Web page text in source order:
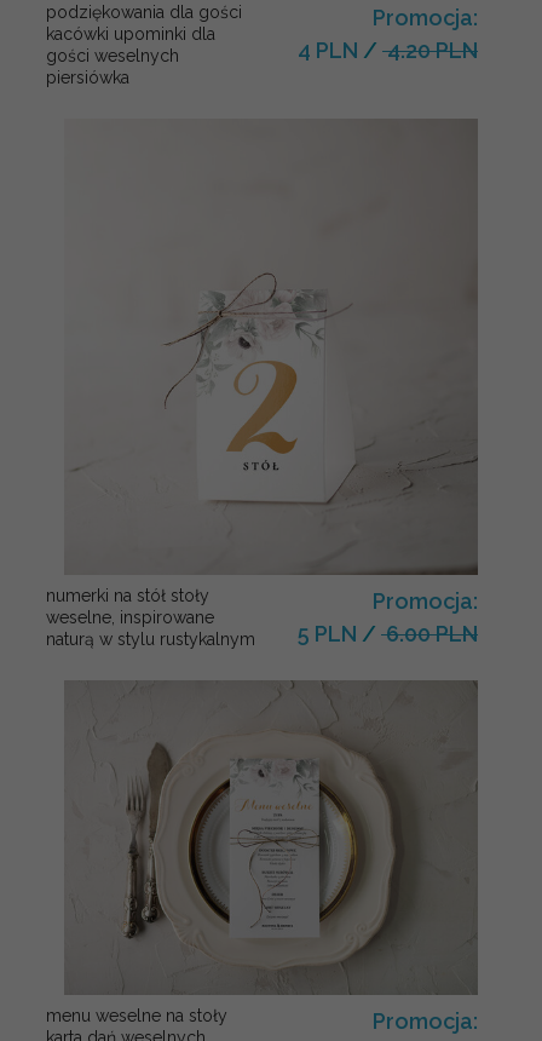
podziękowania dla gości
kacówki upominki dla
gości weselnych
piersiówka
Promocja:
4 PLN / 4.20 PLN
numerki na stół stoły
weselne, inspirowane
naturą w stylu rustykalnym
Promocja:
5 PLN / 6.00 PLN
menu weselne na stoły
Promocja: